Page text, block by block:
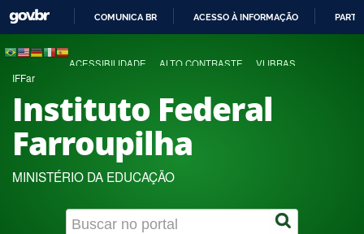
COMUNICA BR ACESSO À INFORMAÇÃO
ACESSIBILIDADE ALTO CONTRASTE VLIBRAS
IFFar
Instituto Federal
Farroupilha
MINISTÉRIO DA EDUCAÇÃO